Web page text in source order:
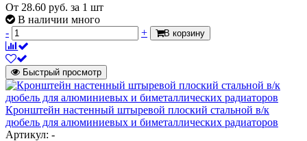
От 28.60 руб. за 1 шт
В наличии много
-
+ В корзину
Быстрый просмотр
Кронштейн настенный штыревой плоский стальной в/к
дюбель для алюминиевых и биметаллических радиаторов
Артикул: -